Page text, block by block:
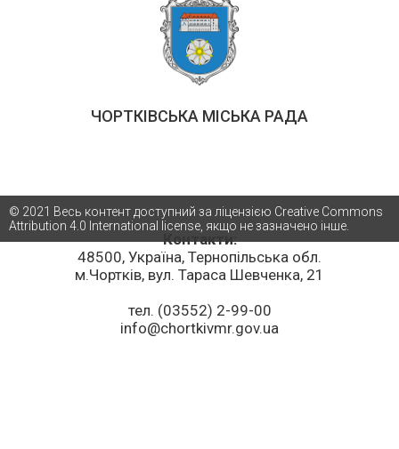
ЧОРТКІВСЬКА МІСЬКА РАДА
Контакти:
48500, Україна, Тернопільська обл.
м.Чортків, вул. Тараса Шевченка, 21
тел. (03552) 2-99-00
info@chortkivmr.gov.ua
© 2021 Весь контент доступний за ліцензією Creative Commons
Attribution 4.0 International license, якщо не зазначено інше.